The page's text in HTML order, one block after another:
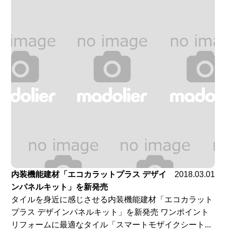
内装機能建材「エコカラットプラス デザイ
ンパネルキット」を新発売
2018.03.01
タイルを身近に感じさせる内装機能建材「エコカラット
プラス デザインパネルキット」を新発売 ワンポイント
リフォームに最適なタイル「スマートモザイクシート...